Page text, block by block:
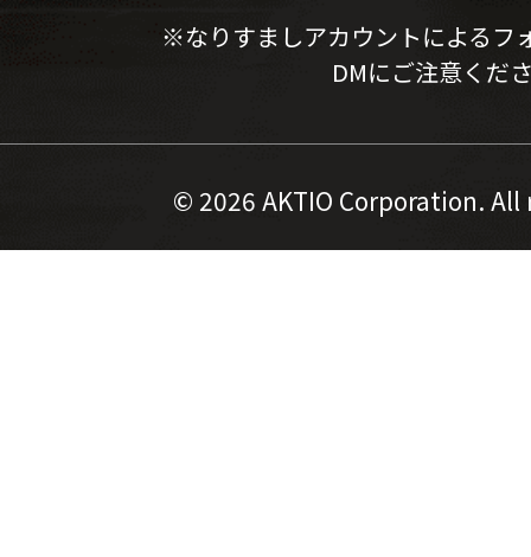
※なりすましアカウントによるフ
DMにご注意くだ
© 2026 AKTIO Corporation.